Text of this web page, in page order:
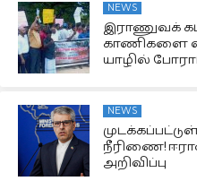
NEWS
இராணுவக்
காணிகளை
யாழில்
NEWS
நீரிணை!
அறிவிப்பு